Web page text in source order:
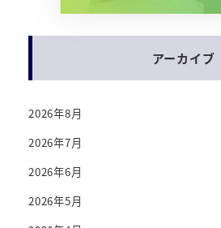
アーカイブ
2026年8月
2026年7月
2026年6月
2026年5月